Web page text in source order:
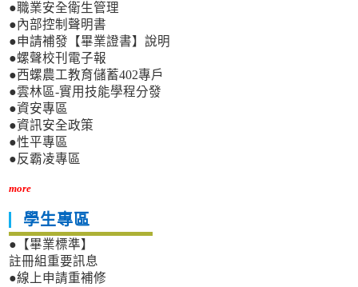
●職業安全衛生管理
●內部控制聲明書
●申請補發【畢業證書】說明
●螺聲校刊電子報
●西螺農工教育儲蓄402專戶
●雲林區-實用技能學程分發
●資安專區
●資訊安全政策
●性平專區
●反霸凌專區
more
學生專區
●【畢業標準】
註冊組重要訊息
●線上申請重補修